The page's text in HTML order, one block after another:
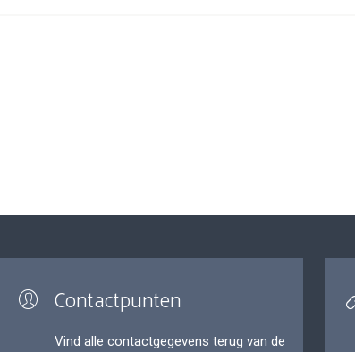
Contactpunten
Vind alle contactgegevens terug van de